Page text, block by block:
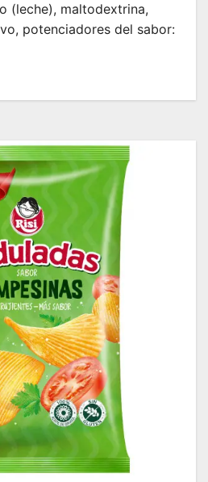
(leche), maltodextrina,
potenciadores del sabor: